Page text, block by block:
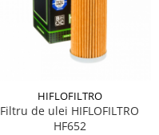
HIFLOFILTRO
Filtru de ulei HIFLOFILTRO
HF652